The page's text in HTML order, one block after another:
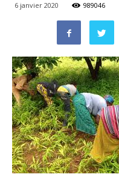
6 janvier 2020 989046